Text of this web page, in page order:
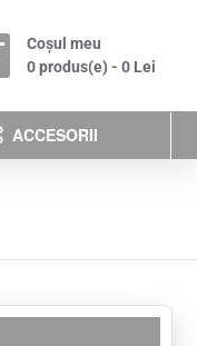
Coșul meu
0 produs(e) - 0 Lei
ACCESORII